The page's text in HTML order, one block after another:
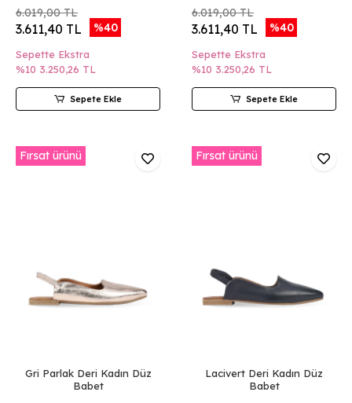
6.019,00 TL
3.611,40 TL %40
Sepette Ekstra
%10 3.250,26 TL
Sepete Ekle
6.019,00 TL
3.611,40 TL %40
Sepette Ekstra
%10 3.250,26 TL
Sepete Ekle
Fırsat ürünü
Gri Parlak Deri Kadın Düz
Babet
Fırsat ürünü
Lacivert Deri Kadın Düz
Babet